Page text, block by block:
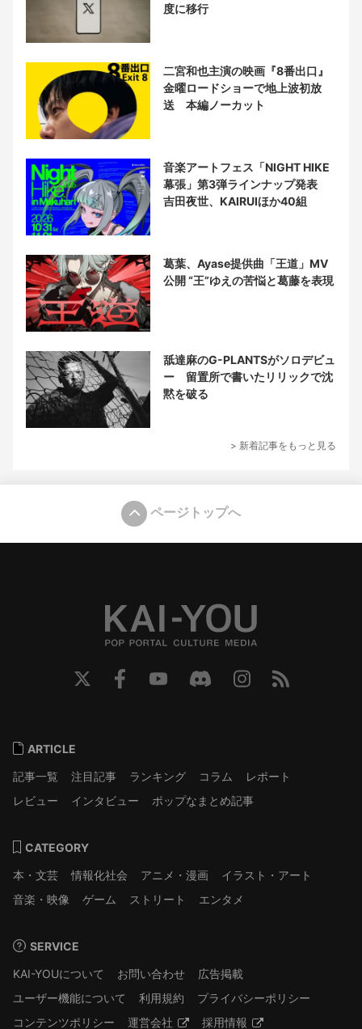
度に移行
二宮和也主演の映画『8番出口』
金曜ロードショーで地上波初放
送 本編ノーカット
音楽アートフェス「NIGHT HIKE
幕張」第3弾ラインナップ発表
吉田夜世、KAIRUIほか40組
葛葉、Ayase提供曲「王道」MV
公開 “王”ゆえの苦悩と葛藤を表現
舐達麻のG-PLANTSがソロデビュ
ー 留置所で書いたリリックで沈
黙を破る
> 新着記事をもっと見る
ページトップへ
ARTICLE
記事一覧
注目記事 ランキング コラム
レポート
レビュー
インタビュー ポップなまとめ記事
CATEGORY
本・文芸
情報化社会 アニメ・漫画
イラスト・アート
音楽・映像
ゲーム ストリート エンタメ
SERVICE
KAI-YOUについて
お問い合わせ
広告掲載
ユーザー機能について
利用規約
プライバシーポリシー
コンテンツポリシー
運営会社 採用情報